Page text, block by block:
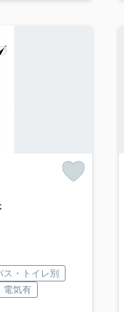
ス・トイレ別
電気有